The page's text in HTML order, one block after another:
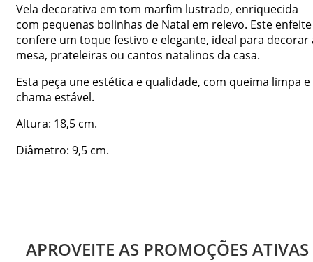
Vela decorativa em tom marfim lustrado, enriquecida
com pequenas bolinhas de Natal em relevo. Este enfeite
confere um toque festivo e elegante, ideal para decorar
mesa, prateleiras ou cantos natalinos da casa.
Esta peça une estética e qualidade, com queima limpa e
chama estável.
Altura: 18,5 cm.
Diâmetro: 9,5 cm.
APROVEITE AS PROMOÇÕES ATIVAS